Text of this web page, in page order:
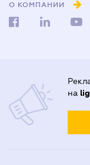
О КОМПАНИИ
на